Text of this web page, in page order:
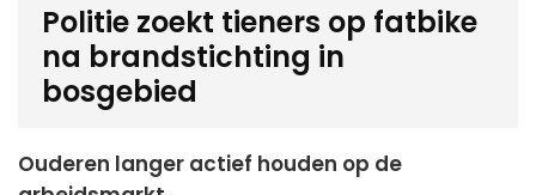
Politie zoekt tieners op fatbike
na brandstichting in
bosgebied
Ouderen langer actief houden op de